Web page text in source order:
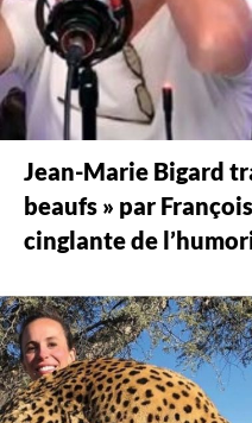
Jean-Marie Bigard
beaufs » par
cinglante de